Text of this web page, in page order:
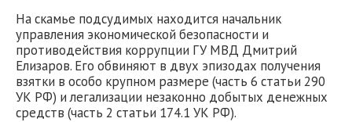
На скамье подсудимых находится начальник
управления экономической безопасности и
противодействия коррупции ГУ МВД Дмитрий
Елизаров. Его обвиняют в двух эпизодах получения
взятки в особо крупном размере (часть 6 статьи 290
УК РФ) и легализации незаконно добытых денежных
средств (часть 2 статьи 174.1 УК РФ).